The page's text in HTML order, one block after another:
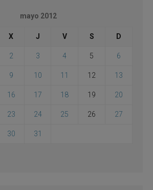
mayo 2012
X J V S D
2 3 4 5 6
9 10 11 12 13
16 17 18 19 20
23 24 25 26 27
30 31